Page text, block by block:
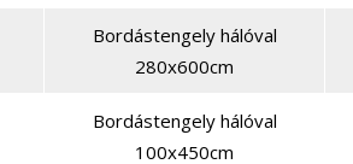
Bordástengely hálóval
280x600cm
Bordástengely hálóval
100x450cm